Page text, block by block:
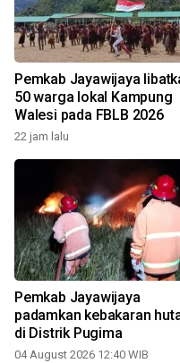
Pemkab Jayawijaya
50 warga lokal Kampung
Walesi pada FBLB 2026
22 jam lalu
Pemkab Jayawijaya
padamkan kebakaran
di Distrik Pugima
04 August 2026 12:40 WIB